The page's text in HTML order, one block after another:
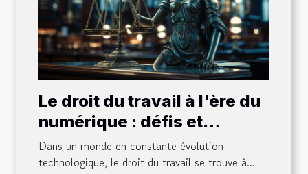
Le droit du travail à l'ère du
numérique : défis et
opportunités pour les
entrepreneurs
Dans un monde en constante évolution
technologique, le droit du travail se trouve à...